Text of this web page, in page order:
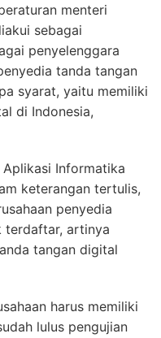
menteri
sebagai
penyelenggara
tanda tangan
syarat, yaitu memiliki
di Indonesia,
Informatika
keterangan tertulis,
penyedia
terdaftar, artinya
tangan digital
harus memiliki
lulus pengujian